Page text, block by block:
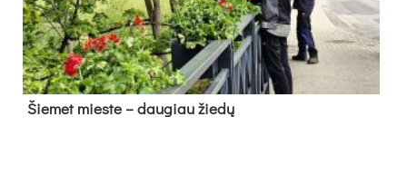
Šie­met mies­te – dau­giau žie­dų